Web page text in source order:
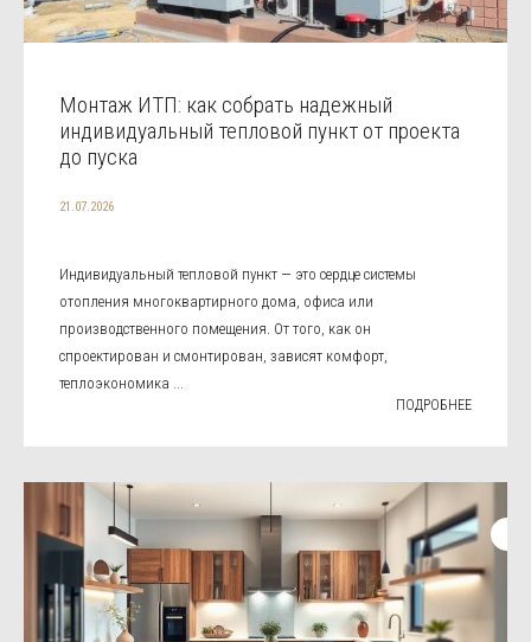
Монтаж ИТП: как собрать надежный
индивидуальный тепловой пункт от проекта
до пуска
21.07.2026
Индивидуальный тепловой пункт — это сердце системы
отопления многоквартирного дома, офиса или
производственного помещения. От того, как он
спроектирован и смонтирован, зависят комфорт,
теплоэкономика ...
ПОДРОБНЕЕ